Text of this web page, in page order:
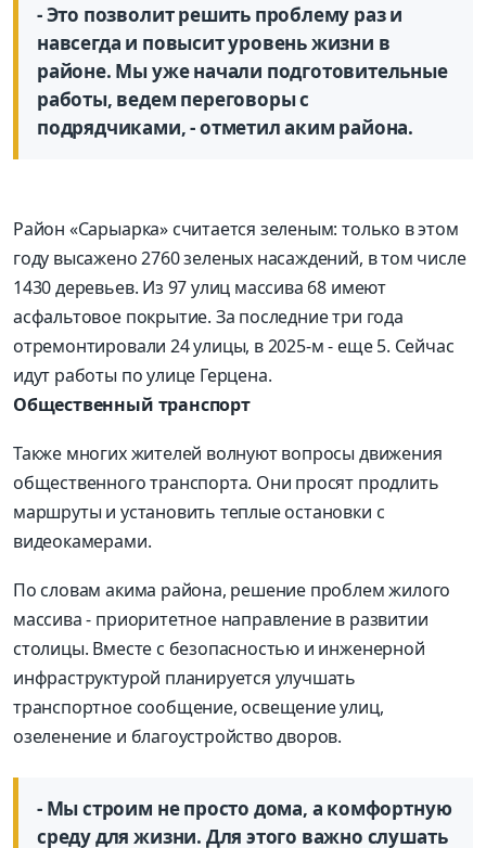
- Это позволит решить проб­лему раз и
навсегда и повысит уровень жизни в
районе. Мы уже начали подготовительные
работы, ведем переговоры с
подрядчиками, - отметил аким района.
Район «Сарыарка» считается зеленым: только в этом
году высажено 2760 зеленых насаждений, в том числе
1430 деревьев. Из 97 улиц массива 68 имеют
асфальтовое покрытие. За последние три года
отремонтировали 24 улицы, в 2025-м - еще 5. Сейчас
идут работы по улице Герцена.
Общественный транспорт
Также многих жителей волнуют вопросы движения
общественного транспорта. Они просят продлить
маршруты и установить теплые остановки с
видеокамерами.
По словам акима района, решение проблем жилого
массива - приоритетное направление в развитии
столицы. Вместе с безопасностью и инженерной
инфраструктурой планируется улучшать
транспортное сообщение, освещение улиц,
озеленение и благоустройство дворов.
- Мы строим не просто дома, а комфортную
среду для жизни. Для этого важно слушать